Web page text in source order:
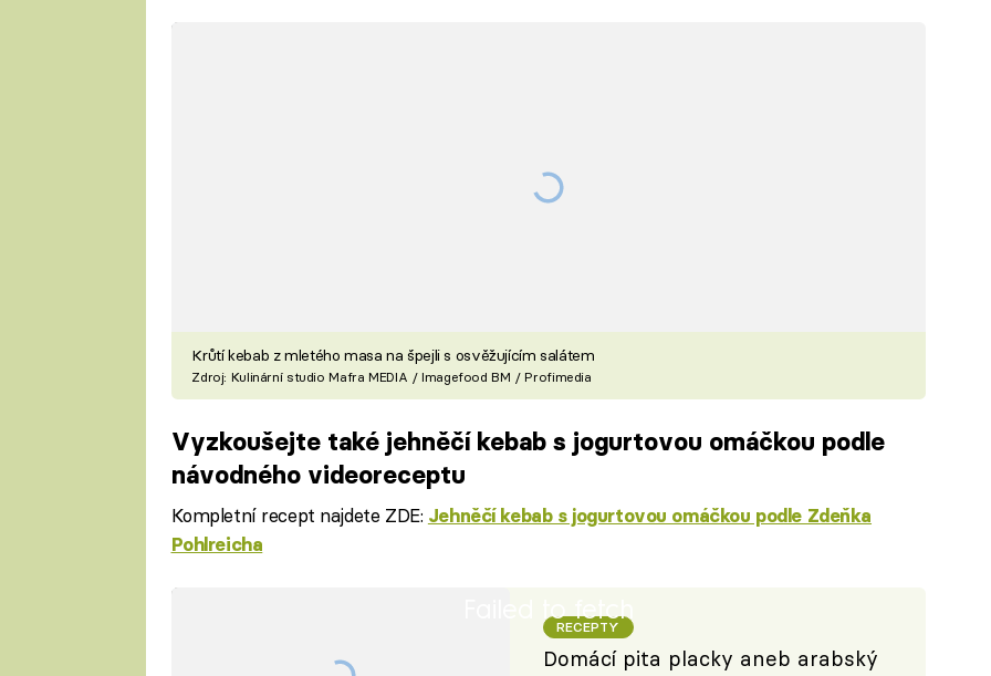
Krůtí kebab z mletého masa na špejli s osvěžujícím salátem
Zdroj: Kulinární studio Mafra MEDIA / Imagefood BM / Profimedia
Vyzkoušejte také jehněčí kebab s jogurtovou omáčkou podle
návodného videoreceptu
Kompletní recept najdete ZDE: Jehněčí kebab s jogurtovou omáčkou podle Zdeňka
Pohlreicha
Failed to fetch
RECEPTY
Domácí pita placky aneb arabský